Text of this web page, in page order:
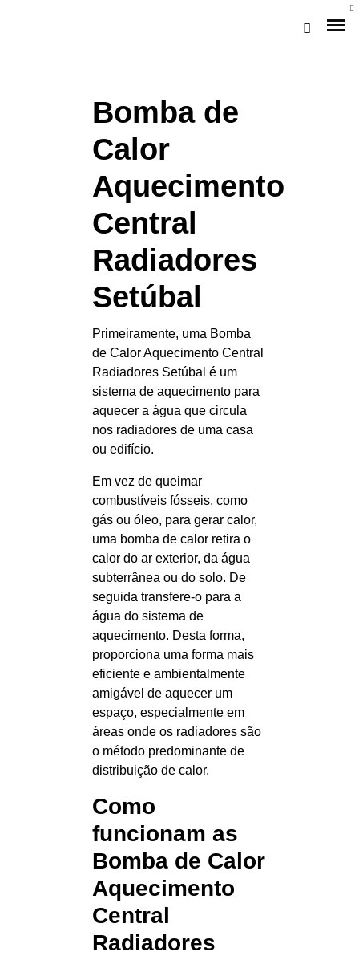
Bomba de
Calor
Aquecimento
Central
Radiadores
Setúbal
Primeiramente, uma Bomba
de Calor Aquecimento Central
Radiadores Setúbal é um
sistema de aquecimento para
aquecer a água que circula
nos radiadores de uma casa
ou edifício.
Em vez de queimar
combustíveis fósseis, como
gás ou óleo, para gerar calor,
uma bomba de calor retira o
calor do ar exterior, da água
subterrânea ou do solo. De
seguida transfere-o para a
água do sistema de
aquecimento. Desta forma,
proporciona uma forma mais
eficiente e ambientalmente
amigável de aquecer um
espaço, especialmente em
áreas onde os radiadores são
o método predominante de
distribuição de calor.
Como
funcionam as
Bomba de Calor
Aquecimento
Central
Radiadores